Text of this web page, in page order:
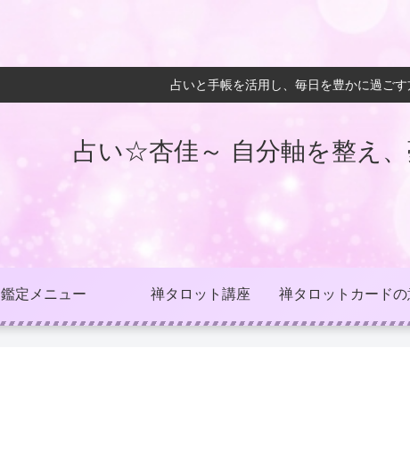
占いと手帳を活用し、毎日を豊かに過ご
占い☆杏佳～ 自分軸を整え
鑑定メニュー 禅タロット講座 禅タロットカードの